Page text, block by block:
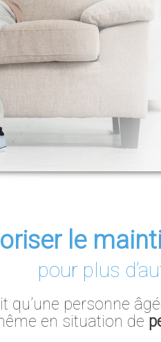
le
pour plus
qu’une personne
en situation de